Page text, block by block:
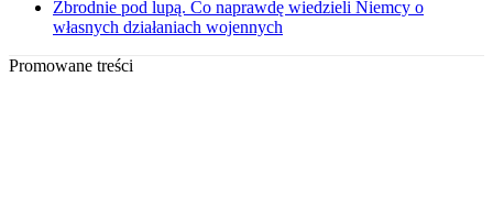
Zbrodnie pod lupą. Co naprawdę wiedzieli Niemcy o
własnych działaniach wojennych
Promowane treści